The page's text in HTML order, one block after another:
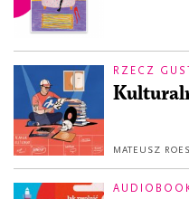
RZECZ
MATEUSZ